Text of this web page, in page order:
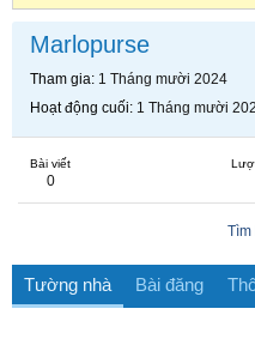
Marlopurse
Tham gia 1 Tháng mười 2024
Hoạt động cuối 1 Tháng mười
Bài viết
0
Tìm
Tường nhà Bài đăng